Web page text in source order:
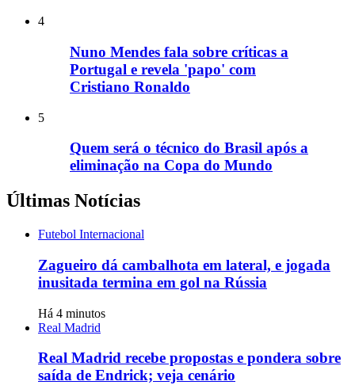
4
Nuno Mendes fala sobre críticas a
Portugal e revela 'papo' com
Cristiano Ronaldo
5
Quem será o técnico do Brasil após a
eliminação na Copa do Mundo
Últimas Notícias
Futebol Internacional
Zagueiro dá cambalhota em lateral, e jogada
inusitada termina em gol na Rússia
Há 4 minutos
Real Madrid
Real Madrid recebe propostas e pondera sobre
saída de Endrick; veja cenário